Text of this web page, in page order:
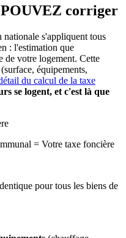
POUVEZ corriger
s'appliquent tous
: l'estimation que
de votre logement. Cette
équipements,
du calcul de la taxe
se logent, et c'est là que
= Votre taxe foncière
pour tous les biens de